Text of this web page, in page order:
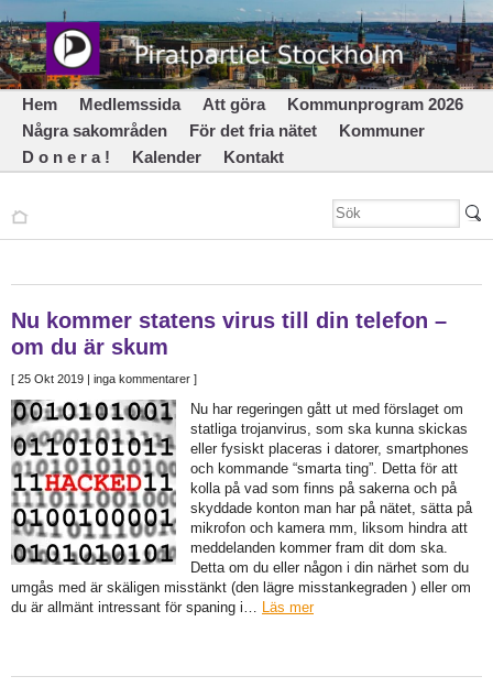
Hem Medlemssida Att göra
Kommunprogram 2026
Några sakområden
För det fria nätet
Kommuner
D o n e r a !
Kalender Kontakt
Nu kommer statens virus till din telefon –
om du är skum
[ 25 Okt 2019 | inga kommentarer ]
Nu har regeringen gått ut med förslaget om
statliga trojanvirus, som ska kunna skickas
eller fysiskt placeras i datorer, smartphones
och kommande “smarta ting”. Detta för att
kolla på vad som finns på sakerna och på
skyddade konton man har på nätet, sätta på
mikrofon och kamera mm, liksom hindra att
meddelanden kommer fram dit dom ska.
Detta om du eller någon i din närhet som du
umgås med är skäligen misstänkt (den lägre misstankegraden ) eller om
du är allmänt intressant för spaning i… Läs mer